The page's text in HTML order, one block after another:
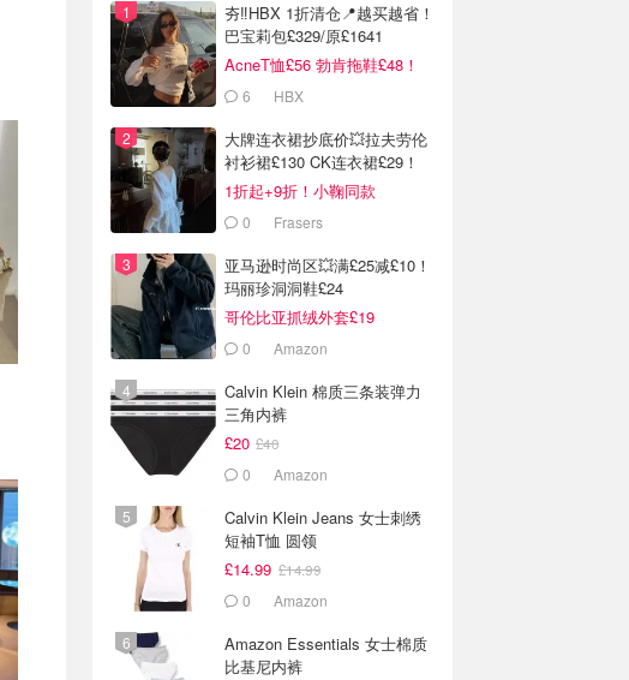
夯‼️HBX 1折清仓📍越买越省！
巴宝莉包£329/原£1641
AcneT恤£56 勃肯拖鞋£48！
6 HBX
大牌连衣裙抄底价💥拉夫劳伦
衬衫裙£130 CK连衣裙£29！
1折起+9折！小鞠同款
Ganni£88
0 Frasers
亚马逊时尚区💥满£25减£10！
玛丽珍洞洞鞋£24
哥伦比亚抓绒外套£19
0 Amazon
Calvin Klein 棉质三条装弹力
三角内裤
£20 £40
0 Amazon
Calvin Klein Jeans 女士刺绣
短袖T恤 圆领
£14.99 £14.99
0 Amazon
Amazon Essentials 女士棉质
比基尼内裤